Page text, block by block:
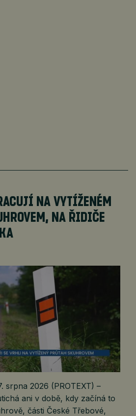
NA VYTÍŽENÉM
NA ŘIDIČE
srpna 2026 (PROTEXT) –
ani v době, kdy začíná to
části České Třebové,